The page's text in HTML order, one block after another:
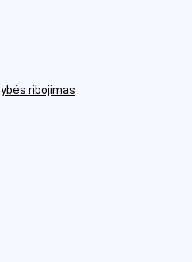
ribojimas